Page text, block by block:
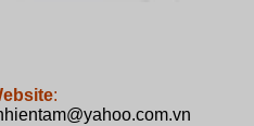
: